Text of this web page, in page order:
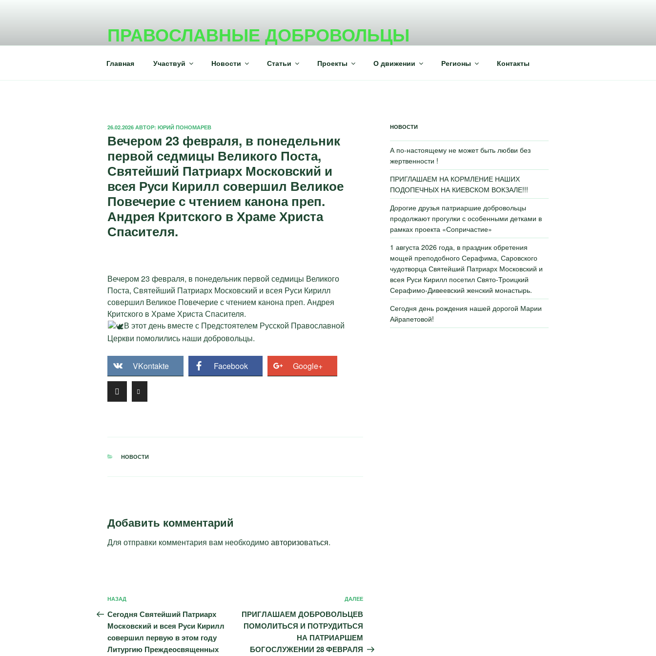
ПРАВОСЛАВНЫЕ ДОБРОВОЛЬЦЫ
Главная Участвуй Новости Статьи Проекты О движении Регионы Контакты
ОПУБЛИКОВАНО
26.02.2026 АВТОР: ЮРИЙ ПОНОМАРЕВ
Вечером 23 февраля, в понедельник
первой седмицы Великого Поста,
Святейший Патриарх Московский и
всея Руси Кирилл совершил Великое
Повечерие с чтением канона преп.
Андрея Критского в Храме Христа
Спасителя.
Вечером 23 февраля, в понедельник первой седмицы Великого
Поста, Святейший Патриарх Московский и всея Руси Кирилл
совершил Великое Повечерие с чтением канона преп. Андрея
Критского в Храме Христа Спасителя.
В этот день вместе с Предстоятелем Русской Православной
Церкви помолились наши добровольцы.
VKontakte Facebook Google+
РУБРИКИ
НОВОСТИ
Добавить комментарий
Для отправки комментария вам необходимоавторизоваться.
Навигация
по
записям
Предыдущая
запись:
НАЗАД
Сегодня Святейший Патриарх
Московский и всея Руси Кирилл
совершил первую в этом году
Литургию Преждеосвященных
Следующая
ДАЛЕЕ
ПРИГЛАШАЕМ ДОБРОВОЛЬЦЕВ
ПОМОЛИТЬСЯ И ПОТРУДИТЬСЯ
НА ПАТРИАРШЕМ
БОГОСЛУЖЕНИИ 28 ФЕВРАЛЯ
НОВОСТИ
А по-настоящему не может быть любви без
жертвенности !
ПРИГЛАШАЕМ НА КОРМЛЕНИЕ НАШИХ
ПОДОПЕЧНЫХ НА КИЕВСКОМ ВОКЗАЛЕ!!!
Дорогие друзья патриаршие добровольцы
продолжают прогулки с особенными детками в
рамках проекта «Сопричастие»
1 августа 2026 года, в праздник обретения
мощей преподобного Серафима, Саровского
чудотворца Святейший Патриарх Московский и
всея Руси Кирилл посетил Свято-Троицкий
Серафимо-Дивеевский женский монастырь.
Сегодня день рождения нашей дорогой Марии
Айрапетовой!